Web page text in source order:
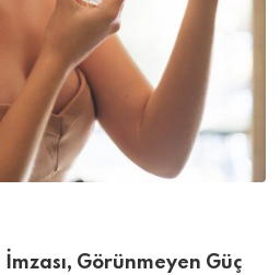
İmzası, Görünmeyen Güç